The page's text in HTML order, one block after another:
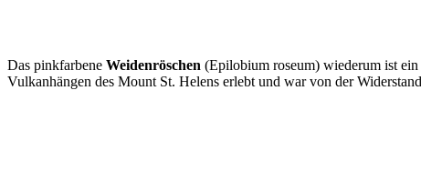
Das pinkfarbene Weidenröschen (Epilobium roseum) wiederum ist ein
Vulkanhängen des Mount St. Helens erlebt und war von der